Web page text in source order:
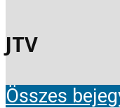
JTV
Összes